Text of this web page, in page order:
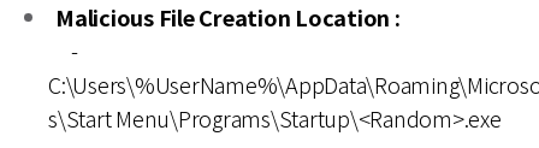
Malicious File Creation Location :
-
s\Start Menu\Programs\Startup\<Random>.exe